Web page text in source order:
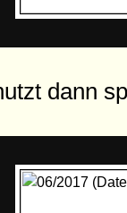
dann